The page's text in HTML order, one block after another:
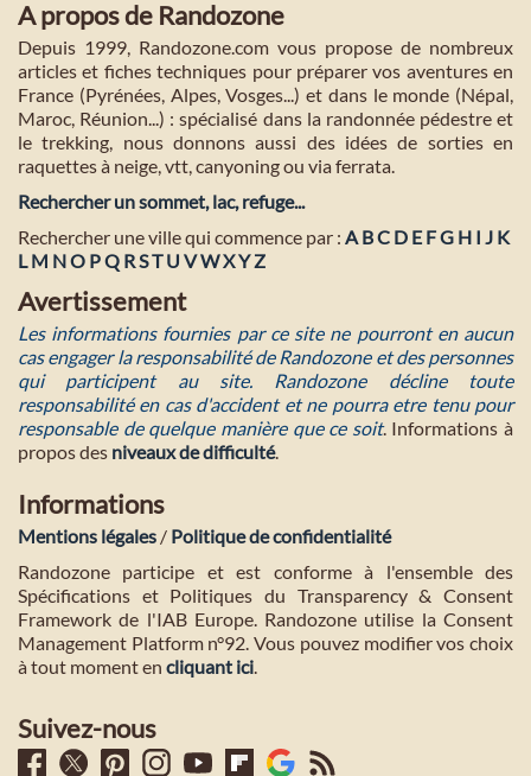
A propos de Randozone
Depuis 1999, Randozone.com vous propose de nombreux
articles et fiches techniques pour préparer vos aventures en
France (Pyrénées, Alpes, Vosges...) et dans le monde (Népal,
Maroc, Réunion...) : spécialisé dans la randonnée pédestre et
le trekking, nous donnons aussi des idées de sorties en
raquettes à neige, vtt, canyoning ou via ferrata.
Rechercher un sommet, lac, refuge...
Rechercher une ville qui commence par : A BC D E FG H I J K
L M NO PQ RST U VWXYZ
Avertissement
Les informations fournies par ce site ne pourront en aucun
cas engager la responsabilité de Randozone et des personnes
qui participent au site. Randozone décline toute
responsabilité en cas d'accident et ne pourra etre tenu pour
responsable de quelque manière que ce soit. Informations à
propos des niveaux de difficulté.
Informations
Mentions légales / Politique de confidentialité
Randozone participe et est conforme à l'ensemble des
Spécifications et Politiques du Transparency & Consent
Framework de l'IAB Europe. Randozone utilise la Consent
Management Platform n°92. Vous pouvez modifier vos choix
à tout moment en cliquant ici.
Suivez-nous